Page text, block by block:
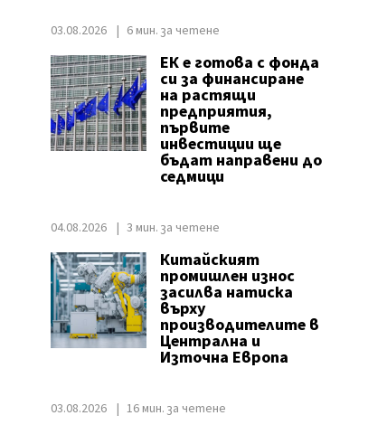
03.08.2026 6 мин. за четене
ЕК е готова с фонда
си за финансиране
на растящи
предприятия,
първите
инвестиции ще
бъдат направени до
седмици
04.08.2026 3 мин. за четене
Китайският
промишлен износ
засилва натиска
върху
производителите в
Централна и
Източна Европа
03.08.2026 16 мин. за четене